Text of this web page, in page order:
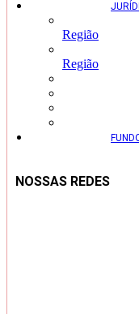
Região
Região
NOSSAS REDES